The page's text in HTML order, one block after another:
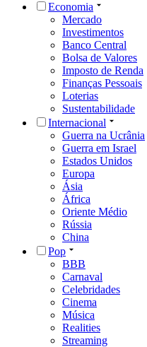
Economia
Mercado
Investimentos
Banco Central
Bolsa de Valores
Imposto de Renda
Finanças Pessoais
Loterias
Sustentabilidade
Internacional
Guerra na Ucrânia
Guerra em Israel
Estados Unidos
Europa
Ásia
África
Oriente Médio
Rússia
China
Pop
BBB
Carnaval
Celebridades
Cinema
Música
Realities
Streaming